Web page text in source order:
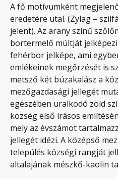
A fő motívumként
eredetére utal. (Zylag –
jelent). Az arany színű
bortermelő múltját
fehérbor jelképe, ami
emlékeinek megőrzését is
metsző két búzakalász a
mezőgazdasági jellegét
egészében uralkodó zöld
község első írásos
mely az évszámot
jellegét idézi. A középső
település községi rangját
altalajának mészkő-kaolin